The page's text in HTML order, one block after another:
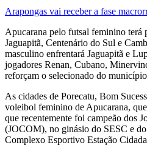
Arapongas vai receber a fase
Apucarana pelo futsal feminino terá
Jaguapitã, Centenário do Sul e
masculino enfrentará Jaguapitã e
jogadores Renan, Cubano,
reforçam o selecionado do
As cidades de Porecatu, Bom
voleibol feminino de Apucarana,
que recentemente foi campeão dos
(JOCOM), no ginásio do SESC e
Complexo Esportivo Estação